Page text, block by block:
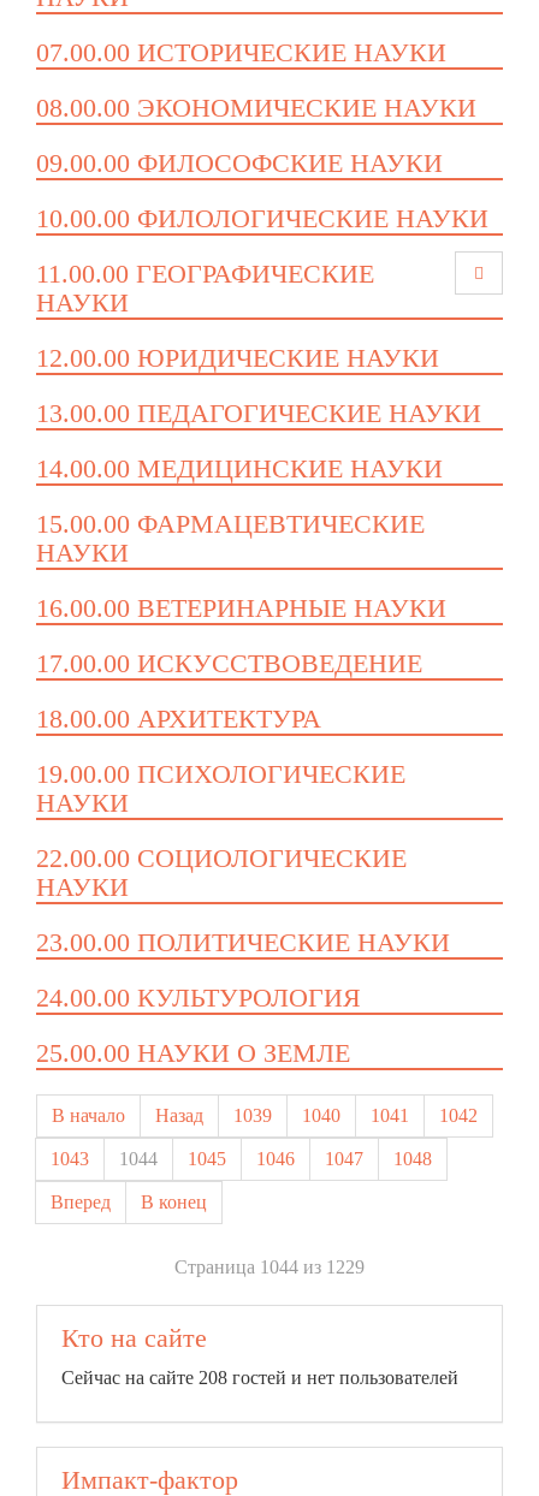
07.00.00 ИСТОРИЧЕСКИЕ НАУКИ
08.00.00 ЭКОНОМИЧЕСКИЕ НАУКИ
09.00.00 ФИЛОСОФСКИЕ НАУКИ
10.00.00 ФИЛОЛОГИЧЕСКИЕ НАУКИ
11.00.00 ГЕОГРАФИЧЕСКИЕ
НАУКИ
12.00.00 ЮРИДИЧЕСКИЕ НАУКИ
13.00.00 ПЕДАГОГИЧЕСКИЕ НАУКИ
14.00.00 МЕДИЦИНСКИЕ НАУКИ
15.00.00 ФАРМАЦЕВТИЧЕСКИЕ
НАУКИ
16.00.00 ВЕТЕРИНАРНЫЕ НАУКИ
17.00.00 ИСКУССТВОВЕДЕНИЕ
18.00.00 АРХИТЕКТУРА
19.00.00 ПСИХОЛОГИЧЕСКИЕ
НАУКИ
22.00.00 СОЦИОЛОГИЧЕСКИЕ
НАУКИ
23.00.00 ПОЛИТИЧЕСКИЕ НАУКИ
24.00.00 КУЛЬТУРОЛОГИЯ
25.00.00 НАУКИ О ЗЕМЛЕ
В начало Назад 1039 1040 1041 1042
1043 1044 1045 1046 1047 1048
Вперед В конец
Страница 1044 из 1229
Кто на сайте
Сейчас на сайте 208 гостей и нет пользователей
Импакт-фактор